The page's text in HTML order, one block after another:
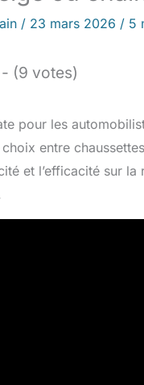
/ 23 mars 2026 / 5
(9 votes)
pour les
entre
et l’efficacité sur